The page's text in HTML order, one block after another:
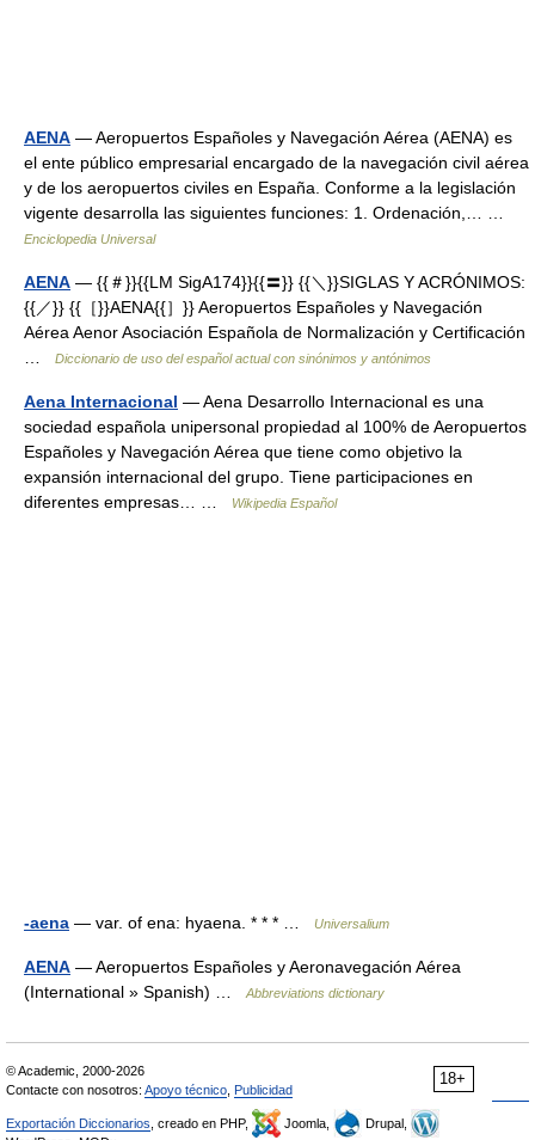
AENA — Aeropuertos Españoles y Navegación Aérea (AENA) es
el ente público empresarial encargado de la navegación civil aérea
y de los aeropuertos civiles en España. Conforme a la legislación
vigente desarrolla las siguientes funciones: 1. Ordenación,… …
Enciclopedia Universal
AENA — {{＃}}{{LM SigA174}}{{〓}} {{＼}}SIGLAS Y ACRÓNIMOS:
{{／}} {{［}}AENA{{］}} Aeropuertos Españoles y Navegación
Aérea Aenor Asociación Española de Normalización y Certificación
Diccionario de uso del español actual con sinónimos y antónimos
Aena Internacional — Aena Desarrollo Internacional es una
sociedad española unipersonal propiedad al 100% de Aeropuertos
Españoles y Navegación Aérea que tiene como objetivo la
expansión internacional del grupo. Tiene participaciones en
diferentes empresas… …
Wikipedia Español
-aena — var. of ena: hyaena. * * * … Universalium
AENA — Aeropuertos Españoles y Aeronavegación Aérea
(International » Spanish) …
Abbreviations dictionary
18+
© Academic, 2000-2026
Contacte con nosotros: Apoyo técnico Publicidad
Exportación Diccionarios , creado en PHP, Joomla,
Drupal,